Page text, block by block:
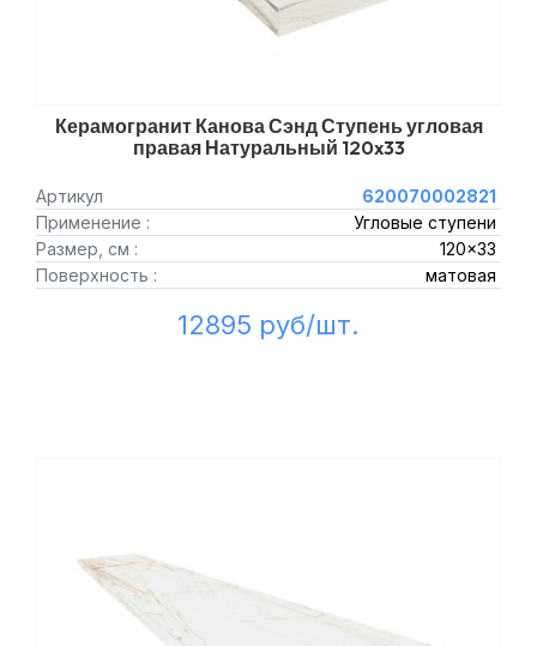
Керамогранит Канова Сэнд Ступень угловая
правая Натуральный 120x33
Артикул
620070002821
Применение :
Угловые ступени
Размер, см :
120x33
Поверхность :
матовая
12895 руб/шт.